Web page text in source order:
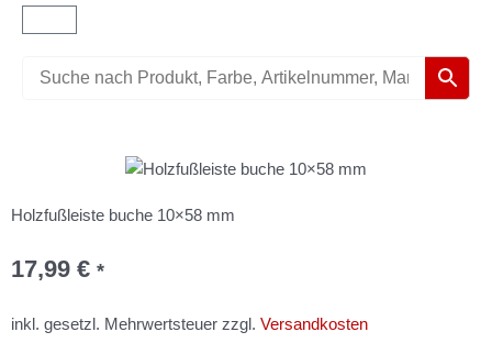
Holzfußleiste buche 10×58 mm
17,99 € *
inkl. gesetzl. Mehrwertsteuer zzgl. Versandkosten